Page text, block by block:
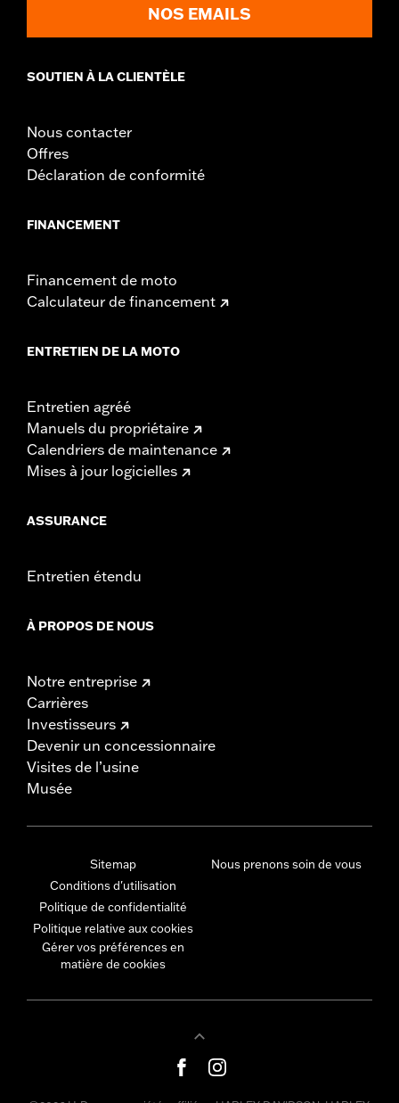
NOS EMAILS
SOUTIEN À LA CLIENTÈLE
Nous contacter
Offres
Déclaration de conformité
FINANCEMENT
Financement de moto
Calculateur de financement
ENTRETIEN DE LA MOTO
Entretien agréé
Manuels du propriétaire
Calendriers de maintenance
Mises à jour logicielles
ASSURANCE
Entretien étendu
À PROPOS DE NOUS
Notre entreprise
Carrières
Investisseurs
Devenir un concessionnaire
Visites de l’usine
Musée
Sitemap
Conditions d'utilisation
Politique de confidentialité
Politique relative aux cookies
Gérer vos préférences en
matière de cookies
Nous prenons soin de vous